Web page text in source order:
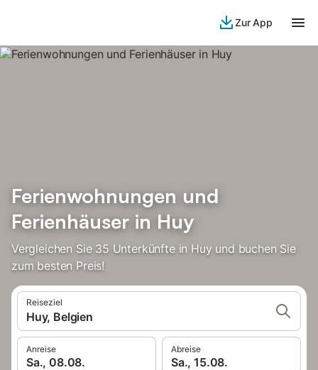
Zur App
Ferienwohnungen und
Ferienhäuser in Huy
Vergleichen Sie 35 Unterkünfte in Huy und buchen Sie
zum besten Preis!
Reiseziel
Huy, Belgien
Anreise
Sa., 08.08.
Abreise
Sa., 15.08.